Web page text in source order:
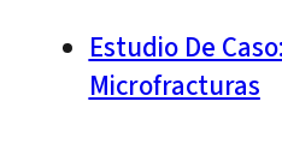
Estudio De
Microfracturas